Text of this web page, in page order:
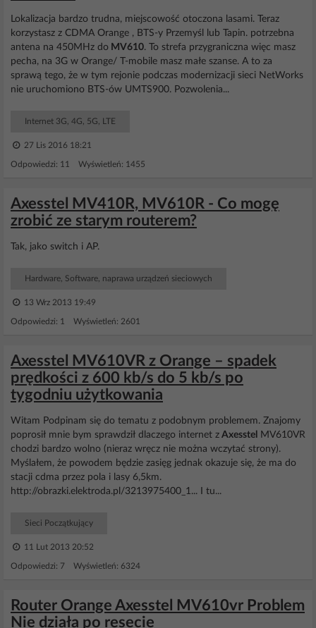
Lokalizacja bardzo trudna, miejscowość otoczona lasami. Teraz
korzystasz z CDMA Orange , BTS-y Przemyśl lub Tapin. potrzebna
antena na 450MHz do MV610. To strefa przygraniczna więc masz
pecha, na 3G w Orange/ T-mobile masz małe szanse. A to za
sprawą tego, że w tym rejonie podczas modernizacji sieci NetWorks
nie uruchomiono BTS-ów UMTS900. Pozwolenia...
Internet 3G, 4G, 5G, LTE
27 Lis 2016 18:21
Odpowiedzi: 11 Wyświetleń: 1455
Axesstel MV410R, MV610R - Co mogę
zrobić ze starym routerem?
Tak, jako switch i AP.
Hardware, Software, naprawa urządzeń sieciowych
13 Wrz 2013 19:49
Odpowiedzi: 1 Wyświetleń: 2601
Axesstel MV610VR z Orange – spadek
prędkości z 600 kb/s do 5 kb/s po
tygodniu użytkowania
Witam Podpinam się do tematu z podobnym problemem. Znajomy
poprosił mnie bym sprawdził dlaczego internet z Axesstel
MV610VR
chodzi bardzo wolno (nieraz wręcz nie można wczytać strony).
Myślałem, że powodem będzie zasięg jednak okazuje się, że ma do
stacji cdma przez pola i lasy 6,5km.
http://obrazki.elektroda.pl/3213975400_1... I tu...
Sieci Początkujący
11 Lut 2013 20:52
Odpowiedzi: 7 Wyświetleń: 6324
Router Orange Axesstel MV610vr Problem
Nie działa po resecie